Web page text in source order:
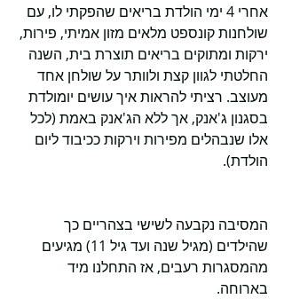
אחרי 4 ימי הולדת בריאים שהפקתי לו, עם
שולחנות קונספט מלאים מזון אמיתי, פירות,
ירקות ומתוקים בריאים תוצרת בית, השנה
החלטתי לגוון קצת ולוותר על שולחן אחד
מעוצב. רציתי להראות איך עושים יומולדת
בסגנון ג'אנק, אך ללא הג'אנק באמת (לכל
אלו שנבהלים מפירות וירקות ככיבוד ליום
הולדת).
המסיבה נקבעה לשישי בצהריים כך
שהילדים (מגיל שנה ועד גיל 11) מגיעים
מהמסגרות רעבים, אז התחלנו מיד
בארוחה.